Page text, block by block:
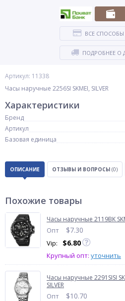
Артикул: 11338
Часы наручные 2256SI SKMEI, SILVER
ВСЕ
ПОДРОБНЕЕ О
Характеристики
Бренд
Артикул
Базовая единица
ОПИСАНИЕ ОТЗЫВЫ И ВОПРОСЫ (0)
Похожие товары
Часы наручные 2119BK
Опт $7.30
Vip: $6.80
Крупный опт: уточнить
Часы наручные 2291SISI
SILVER
Опт $10.70